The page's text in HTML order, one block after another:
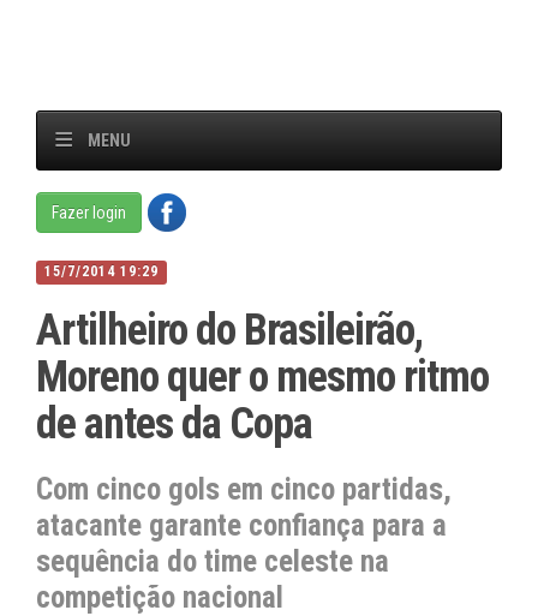
MENU
Fazer login
15/7/2014 19:29
Artilheiro do Brasileirão,
Moreno quer o mesmo ritmo
de antes da Copa
Com cinco gols em cinco partidas,
atacante garante confiança para a
sequência do time celeste na
competição nacional